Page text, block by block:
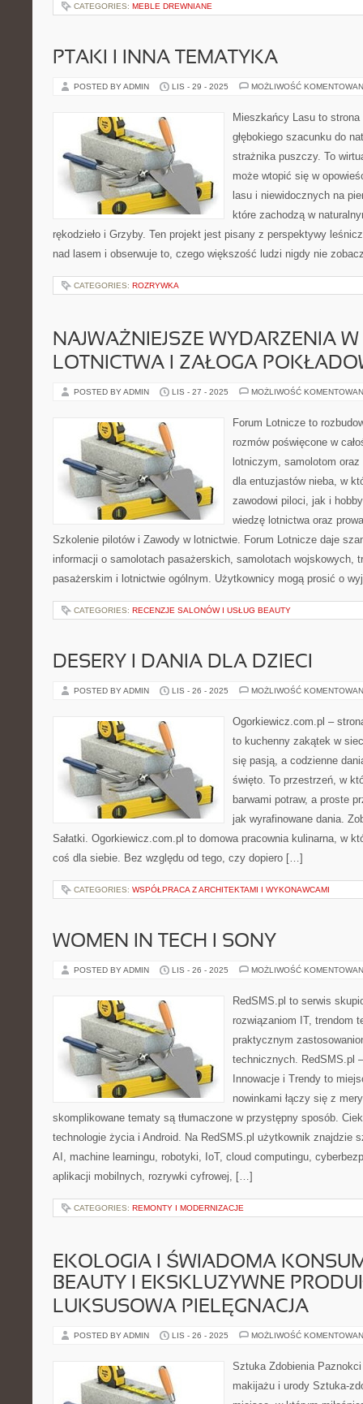
CATEGORIES: MEBLE DREWNIANE
PTAKI I INNA TEMATYKA
POSTED BY ADMIN LIS - 29 - 2025 MOŻLIWOŚĆ
Mieszkańcy Lasu to
głębokiego szacunku do
strażnika puszczy. To
może wtopić się w
lasu i niewidocznych na
które zachodzą w
rękodzieło i Grzyby. Ten projekt jest pisany z perspektywy
nad lasem i obserwuje to, czego większość ludzi nigdy nie
CATEGORIES: ROZRYWKA
NAJWAŻNIEJSZE WYDARZENIA
LOTNICTWA I ZAŁOGA
POSTED BY ADMIN LIS - 27 - 2025 MOŻLIWOŚĆ
Forum Lotnicze to
rozmów poświęcone w
lotniczym, samolotom
dla entuzjastów nieba, w
zawodowi piloci, jak i
wiedzę lotnictwa oraz
Szkolenie pilotów i Zawody w lotnictwie. Forum Lotnicze daje
informacji o samolotach pasażerskich, samolotach wojskowych,
pasażerskim i lotnictwie ogólnym. Użytkownicy mogą prosić o
CATEGORIES: RECENZJE SALONÓW I USŁUG BEAUTY
DESERY I DANIA DLA DZIECI
POSTED BY ADMIN LIS - 26 - 2025 MOŻLIWOŚĆ
Ogorkiewicz.com.pl –
to kuchenny zakątek w
się pasją, a codzienne
święto. To przestrzeń, w
barwami potraw, a proste
jak wyrafinowane dania.
Sałatki. Ogorkiewicz.com.pl to domowa pracownia kulinarna, w
coś dla siebie. Bez względu od tego, czy dopiero […]
CATEGORIES: WSPÓŁPRACA Z ARCHITEKTAMI I WYKONAWCAMI
WOMEN IN TECH I SONY
POSTED BY ADMIN LIS - 26 - 2025 MOŻLIWOŚĆ
RedSMS.pl to serwis
rozwiązaniom IT, trendom
praktycznym
technicznych. RedSMS.pl
Innowacje i Trendy to
nowinkami łączy się z
skomplikowane tematy są tłumaczone w przystępny sposób.
technologie życia i Android. Na RedSMS.pl użytkownik znajdzie
AI, machine learningu, robotyki, IoT, cloud computingu,
aplikacji mobilnych, rozrywki cyfrowej, […]
CATEGORIES: REMONTY I MODERNIZACJE
EKOLOGIA I ŚWIADOMA
BEAUTY I EKSKLUZYWNE
LUKSUSOWA PIELĘGNACJA
POSTED BY ADMIN LIS - 26 - 2025 MOŻLIWOŚĆ
Sztuka Zdobienia
makijażu i urody Sztuka-